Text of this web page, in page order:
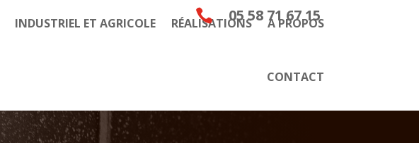
 05 58 71 67 15
INDUSTRIEL ET AGRICOLE RÉALISATIONS A PROPOS
CONTACT